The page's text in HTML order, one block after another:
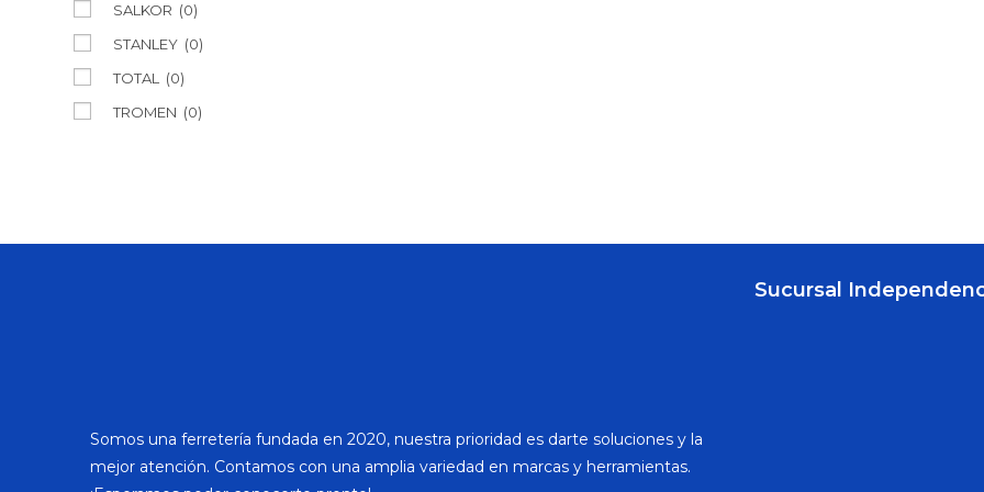
SALKOR (0)
STANLEY (0)
TOTAL
(0)
TROMEN (0)
Somos una ferretería fundada en 2020, nuestra prioridad es darte soluciones y la
mejor atención. Contamos con una amplia variedad en marcas y herramientas.
Sucursal